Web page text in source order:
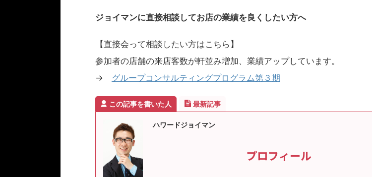
ジョイマンに直接相談してお店の業績を良くしたい方へ
【直接会って相談したい方はこちら】
参加者の店舗の来店客数が軒並み増加、業績アップしています。
→ グループコンサルティングプログラム第３期
この記事を書いた人 最新記事
ハワードジョイマン
プロフィール